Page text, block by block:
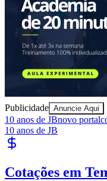
Publicidade Anuncie Aqui
10 anos de JBnovo portal
10 anos de JB
Publique Vagas